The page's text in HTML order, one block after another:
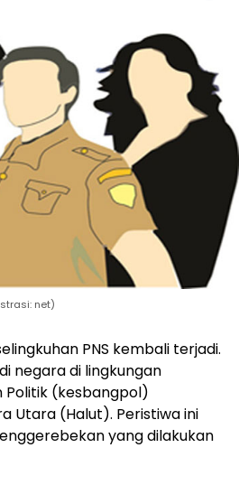
net)
PNS kembali terjadi.
negara di lingkungan
Politik (kesbangpol)
Utara (Halut). Peristiwa ini
yang dilakukan